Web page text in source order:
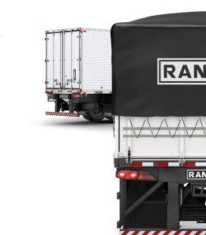
Apara-barro Antispray